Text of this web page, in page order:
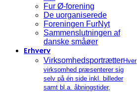
Fur Ø-forening
De uorganiserede
Foreningen FurNyt
Sammenslutningen af
danske småøer
Erhverv
VirksomhedsportrætterHver
virksomhed præsenterer sig
selv på én side inkl. billeder
samt bl.a. åbningstider,